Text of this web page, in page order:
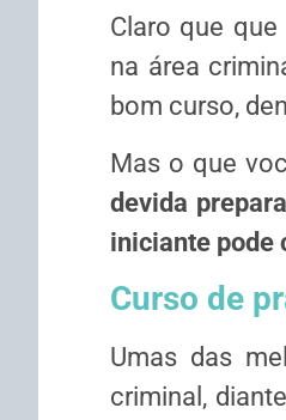
Claro que
na área
bom curso,
Mas o que
devida
iniciante pode
Curso de
Umas das
criminal,